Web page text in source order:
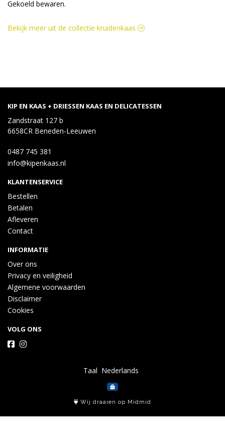
Gekoeld bewaren.
Bekijk meer uit de collectie kruidenkaas
KIP EN KAAS + DRIESSEN KAAS EN DELICATESSEN
Zandstraat 127 b
6658CR Beneden-Leeuwen
0487 745 381
info@kipenkaas.nl
KLANTENSERVICE
Bestellen
Betalen
Afleveren
Contact
INFORMATIE
Over ons
Privacy en veiligheid
Algemene voorwaarden
Disclaimer
Cookies
VOLG ONS
Taal
Wij draaien op Midmid